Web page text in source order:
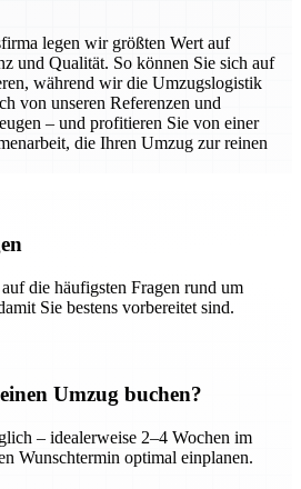
legen wir größten Wert auf
und Qualität. So können Sie sich auf
während wir die Umzugslogistik
von unseren Referenzen und
– und profitieren Sie von einer
die Ihren Umzug zur reinen
die häufigsten Fragen rund um
Sie bestens vorbereitet sind.
Umzug buchen?
– idealerweise 2–4 Wochen im
Wunschtermin optimal einplanen.